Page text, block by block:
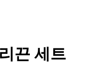
끈 세트